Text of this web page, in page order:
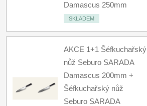
Damascus 250mm
SKLADEM
AKCE 1+1 Šéfkuchařský
nůž Seburo SARADA
Damascus 200mm +
Šéfkuchařský nůž
Seburo SARADA